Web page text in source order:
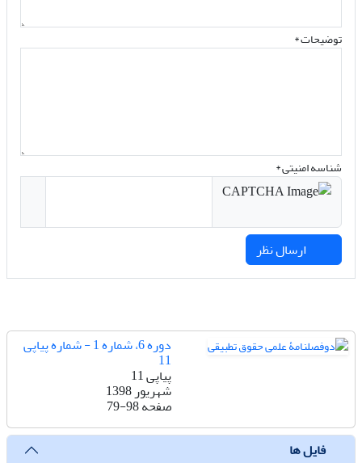
توضیحات *
شناسه امنیتی *
دوره 6، شماره 1 - شماره پیاپی
11
پیاپی 11
شهریور 1398
صفحه79-98
فایل ها